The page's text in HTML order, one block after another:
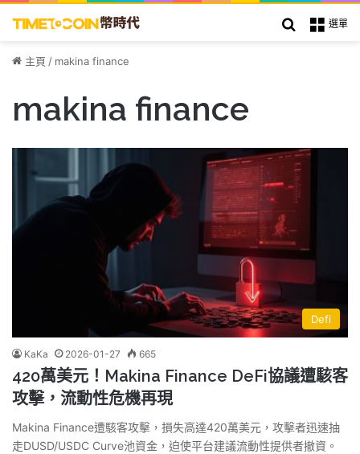
選單
搜索
主頁 / makina finance
makina finance
Defi
KaKa 2026-01-27 665
420萬美元！Makina Finance DeFi協議遭駭客
攻擊，流動性危機再現
Makina Finance遭駭客攻擊，損失高達420萬美元，攻擊者迅速抽
走DUSD/USDC Curve池資金，迫使平台建議流動性提供者撤資。